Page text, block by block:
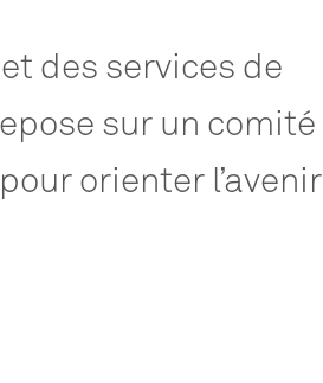
et des services de
sur un comité
pour orienter l’avenir